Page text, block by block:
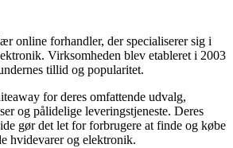
online forhandler, der specialiserer sig i
Virksomheden blev etableret i 2003
tillid og popularitet.
for deres omfattende udvalg,
og pålidelige leveringstjeneste. Deres
gør det let for forbrugere at finde og købe
hvidevarer og elektronik.